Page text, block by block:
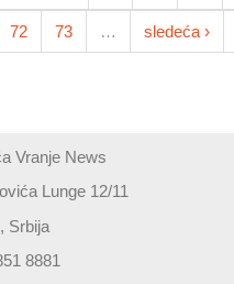
72 73 … sledeća ›
Vranje News
Lunge 12/11
Srbija
8881